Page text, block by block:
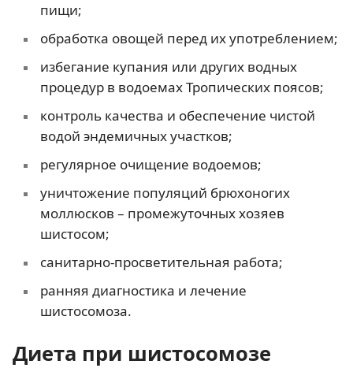
пищи;
обработка овощей перед их употреблением;
избегание купания или других водных
процедур в водоемах Тропических поясов;
контроль качества и обеспечение чистой
водой эндемичных участков;
регулярное очищение водоемов;
уничтожение популяций брюхоногих
моллюсков – промежуточных хозяев
шистосом;
санитарно-просветительная работа;
ранняя диагностика и лечение
шистосомоза.
Диета при шистосомозе